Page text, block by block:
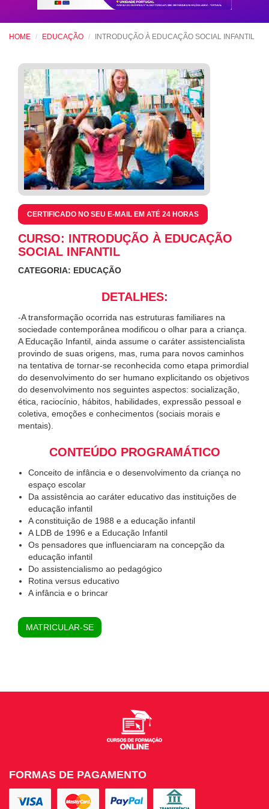
HOME EDUCAÇÃO INTRODUÇÃO À EDUCAÇÃO SOCIAL INFANTIL
CERTIFICADO NO SEU E-MAIL EM ATÉ 24 HORAS
CURSO: INTRODUÇÃO À EDUCAÇÃO
SOCIAL INFANTIL
CATEGORIA: EDUCAÇÃO
DETALHES:
-A transformação ocorrida nas estruturas familiares na
sociedade contemporânea modificou o olhar para a criança.
A Educação Infantil, ainda assume o caráter assistencialista
provindo de suas origens, mas, ruma para novos caminhos
na tentativa de tornar-se reconhecida como etapa primordial
do desenvolvimento do ser humano explicitando os objetivos
do desenvolvimento nos seguintes aspectos: socialização,
ética, raciocínio, hábitos, habilidades, expressão pessoal e
coletiva, emoções e conhecimentos (sociais morais e
mentais).
CONTEÚDO PROGRAMÁTICO
Conceito de infância e o desenvolvimento da criança no
espaço escolar
Da assistência ao caráter educativo das instituições de
educação infantil
A constituição de 1988 e a educação infantil
A LDB de 1996 e a Educação Infantil
Os pensadores que influenciaram na concepção da
educação infantil
Do assistencialismo ao pedagógico
Rotina versus educativo
A infância e o brincar
MATRICULAR-SE
FORMAS DE PAGAMENTO